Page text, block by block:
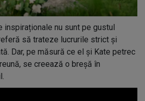
inspiraționale nu sunt pe gustul
să trateze lucrurile strict și
Dar, pe măsură ce el și Kate petrec
se creează o breșă în